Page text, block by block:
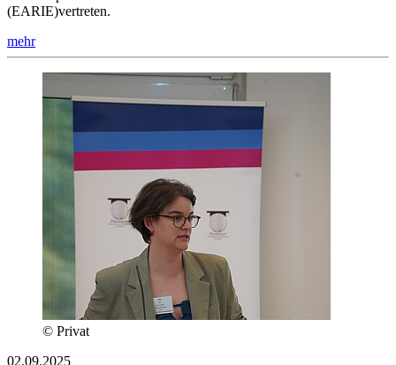
(EARIE)vertreten.
mehr
© Privat
02.09.2025